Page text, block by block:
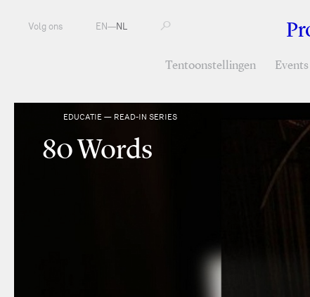
Tentoonstellingen Events
Volg ons EN—NL
EDUCATIE — READ-IN SERIES
80 Words